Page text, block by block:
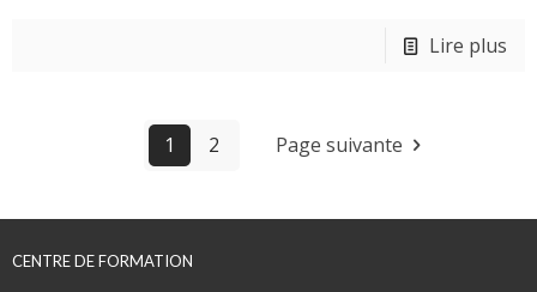
Lire plus
1 2 Page suivante
CENTRE DE FORMATION